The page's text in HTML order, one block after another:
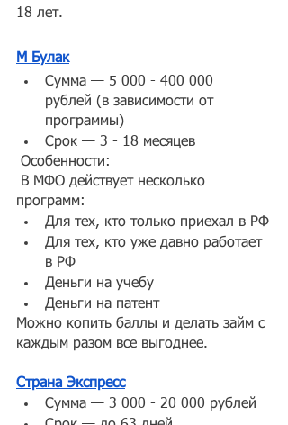
18 лет.
М Булак
Сумма — 5 000 - 400 000
рублей (в зависимости от
программы)
Срок — 3 - 18 месяцев
Особенности:
программ:
Для тех, кто только приехал в РФ
Для тех, кто уже давно работает
в РФ
Деньги на учебу
Деньги на патент
Можно копить баллы и делать займ с
каждым разом все выгоднее.
Страна Экспресс
Сумма — 3 000 - 20 000 рублей